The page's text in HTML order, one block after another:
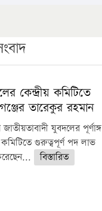
কেন্দ্রীয় কমিটিতে
তারেকুর রহমান
জাতীয়তাবাদী যুবদলের পূর্ণাঙ্গ
কমিটিতে গুরুত্বপূর্ণ পদ লাভ
বিস্তারিত